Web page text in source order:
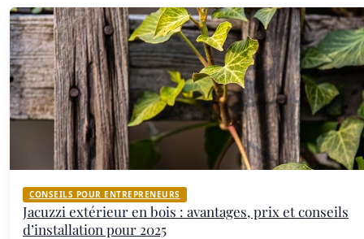
CONSEILS POUR ENTREPRENEURS
Jacuzzi extérieur en bois : avantages, prix et conseils
d’installation pour 2025